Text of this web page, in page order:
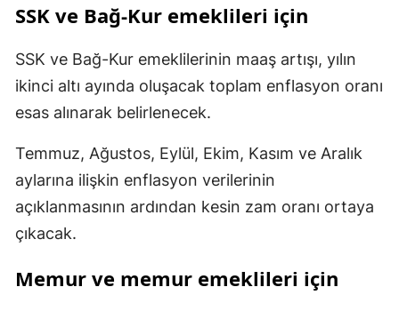
SSK ve Bağ-Kur emeklileri için
SSK ve Bağ-Kur emeklilerinin maaş artışı, yılın
ikinci altı ayında oluşacak toplam enflasyon oranı
esas alınarak belirlenecek.
Temmuz, Ağustos, Eylül, Ekim, Kasım ve Aralık
aylarına ilişkin enflasyon verilerinin
açıklanmasının ardından kesin zam oranı ortaya
çıkacak.
Memur ve memur emeklileri için